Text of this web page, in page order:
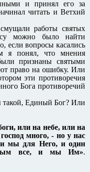
и принял его за
читать и Ветхий
работы святых
можно было найти
если вопросы касались
я понял, что мнения
признаны святыми
право на ошибку. Или
эти противоречия
Бога противоречий
Единый Бог? Или
или на небе, или на
много, - но у нас
и мы для Него, и один
все, и мы Им».